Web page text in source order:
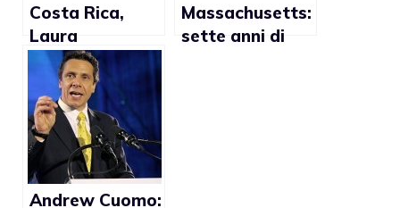
Costa Rica,
Laura
Chinchilla: “Non
mi opporrò a
sentenze a
favore del
matrimonio
gay”
Massachusetts:
sette anni di
Andrew Cuomo: